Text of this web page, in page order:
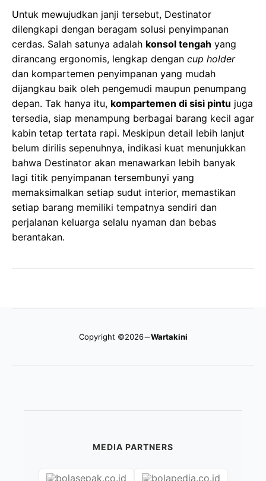
Untuk mewujudkan janji tersebut, Destinator
dilengkapi dengan beragam solusi penyimpanan
cerdas. Salah satunya adalah konsol tengah yang
dirancang ergonomis, lengkap dengan cup holder
dan kompartemen penyimpanan yang mudah
dijangkau baik oleh pengemudi maupun penumpang
depan. Tak hanya itu, kompartemen di sisi pintu juga
tersedia, siap menampung berbagai barang kecil agar
kabin tetap tertata rapi. Meskipun detail lebih lanjut
belum dirilis sepenuhnya, indikasi kuat menunjukkan
bahwa Destinator akan menawarkan lebih banyak
lagi titik penyimpanan tersembunyi yang
memaksimalkan setiap sudut interior, memastikan
setiap barang memiliki tempatnya sendiri dan
perjalanan keluarga selalu nyaman dan bebas
berantakan.
Copyright ©2026 Wartakini
MEDIA PARTNERS